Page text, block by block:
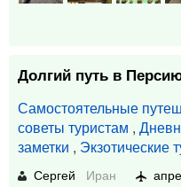
Долгий путь в
Самостоятельные
советы туристам ,
заметки , Экзотические
Сергей Иран